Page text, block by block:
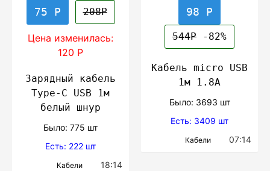
75 Р 208Р
Цена изменилась:
120 Р
Зарядный кабель
Type-C USB 1м
белый шнур
Было: 775 шт
Есть: 222 шт
Кабели 18:14
98 Р
544Р -82%
Кабель micro USB
1м 1.8А
Было: 3693 шт
Есть: 3409 шт
Кабели 07:14